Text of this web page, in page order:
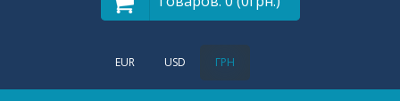
EUR USD ГРН